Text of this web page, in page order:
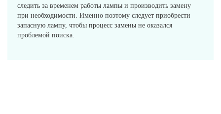
следить за временем работы лампы и производить замену
при необходимости. Именно поэтому следует приобрести
запасную лампу, чтобы процесс замены не оказался
проблемой поиска.